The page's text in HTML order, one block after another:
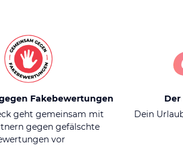
Fakebewertungen
geht gemeinsam mit
gegen gefälschte
vor
Der
Dein